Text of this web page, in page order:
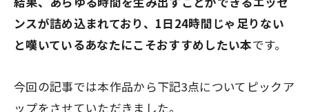
ンスが詰め込まれており、 1日24時間じゃ足りない
と嘆いているあなたにこそおすすめしたい本です。
今回の記事では本作品から下記3点についてピックア
ップをさせていただきました。